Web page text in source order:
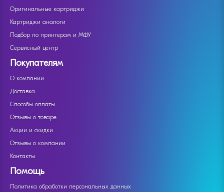
Оригинальные картриджи
Картриджи аналоги
Подбор по принтерам и МФУ
Сервисный центр
Покупателям
О компании
Доставка
Способы оплаты
Отзывы о товаре
Акции и скидки
Отзывы о компании
Контакты
Помощь
Политика обработки персональных данных